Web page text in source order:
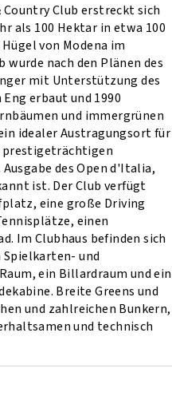
Club erstreckt sich
als 100 Hektar in etwa 100
von Modena im
nach den Plänen des
mit Unterstützung des
erbaut und 1990
und immergrünen
idealer Austragungsort für
prestigeträchtigen
des Open d'Italia,
ist. Der Club verfügt
eine große Driving
einen
Im Clubhaus befinden sich
Spielkarten- und
ein Billardraum und ein
Breite Greens und
und zahlreichen Bunkern,
und technisch